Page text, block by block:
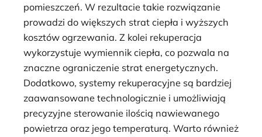
pomieszczeń. W rezultacie takie rozwiązanie
prowadzi do większych strat ciepła i wyższych
kosztów ogrzewania. Z kolei rekuperacja
wykorzystuje wymiennik ciepła, co pozwala na
znaczne ograniczenie strat energetycznych.
Dodatkowo, systemy rekuperacyjne są bardziej
zaawansowane technologicznie i umożliwiają
precyzyjne sterowanie ilością nawiewanego
powietrza oraz jego temperaturą. Warto również